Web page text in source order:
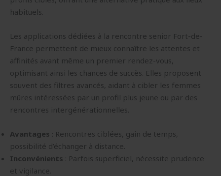
habituels.
Les applications dédiées à la rencontre senior Fort-de-
France permettent de mieux connaître les attentes et
affinités avant même un premier rendez-vous,
optimisant ainsi les chances de succès. Elles proposent
souvent des filtres avancés, aidant à cibler les femmes
mûres intéressées par un profil plus jeune ou par des
rencontres intergénérationnelles.
Avantages : Rencontres ciblées, gain de temps,
possibilité d’échanger à distance.
Inconvénients : Parfois superficiel, nécessite prudence
et vigilance.